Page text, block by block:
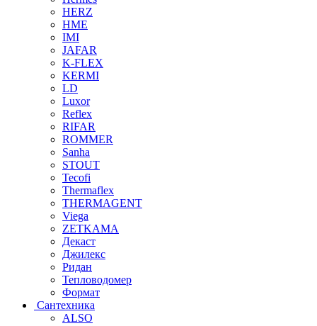
HERZ
HME
IMI
JAFAR
K-FLEX
KERMI
LD
Luxor
Reflex
RIFAR
ROMMER
Sanha
STOUT
Tecofi
Thermaflex
THERMAGENT
Viega
ZETKAMA
Декаст
Джилекс
Ридан
Тепловодомер
Формат
Сантехника
ALSO